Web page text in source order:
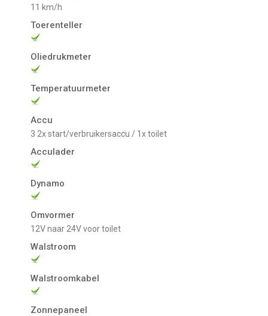
11 km/h
Toerenteller
Oliedrukmeter
Temperatuurmeter
Accu
3 2x start/verbruikersaccu / 1x toilet
Acculader
Dynamo
Omvormer
12V naar 24V voor toilet
Walstroom
Walstroomkabel
Zonnepaneel